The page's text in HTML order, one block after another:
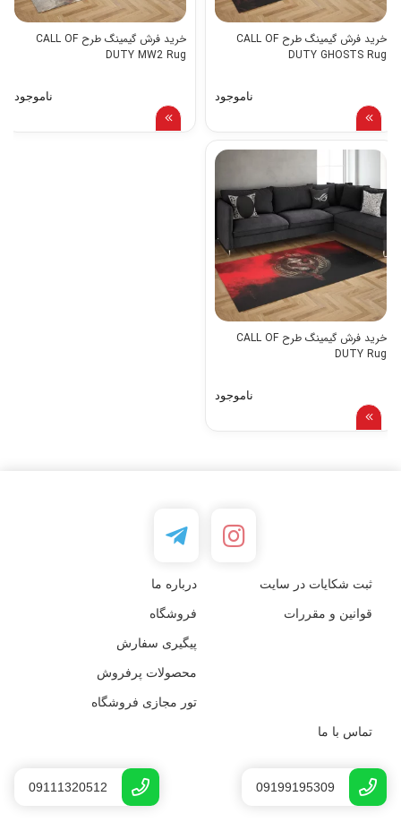
خرید فرش گیمینگ طرح CALL OF
DUTY GHOSTS Rug
ناموجود
خرید فرش گیمینگ طرح CALL OF
DUTY MW2 Rug
ناموجود
خرید فرش گیمینگ طرح CALL OF
DUTY Rug
ناموجود
ثبت شکایات در سایت درباره ما
قوانین و مقررات فروشگاه
پیگیری سفارش
محصولات پرفروش
تور مجازی فروشگاه
تماس با ما
09199195309
09111320512